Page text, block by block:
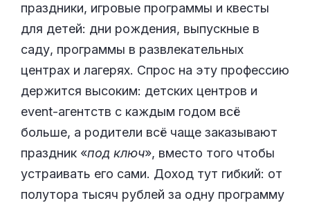
праздники, игровые программы и квесты
для детей: дни рождения, выпускные в
саду, программы в развлекательных
центрах и лагерях. Спрос на эту профессию
держится высоким: детских центров и
event-агентств с каждым годом всё
больше, а родители всё чаще заказывают
праздник «под ключ», вместо того чтобы
устраивать его сами. Доход тут гибкий: от
полутора тысяч рублей за одну программу